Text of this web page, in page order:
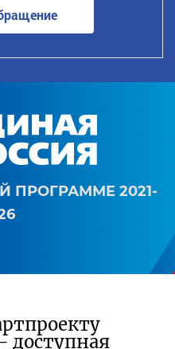
ПРОГРАММЕ 2021-
доступная